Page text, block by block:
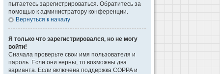
пытаетесь зарегистрироваться. Обратитесь за
помощью к администратору конференции.
Вернуться к началу
Я только что зарегистрировался, но не могу
войти!
Сначала проверьте свои имя пользователя и
пароль. Если они верны, то возможны два
варианта. Если включена поддержка COPPA и